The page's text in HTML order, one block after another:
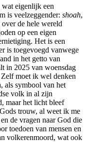
eigenlijk een
is veelzeggender: shoah,
de hele wereld
op een eigen
Het is een
is toegevoegd vanwege
in het getto van
in 2025 van woensdag
moet ik wel denken
als symbool van het
volk in al zijn
maar het licht bleef
trouw, al weet ik me
de vragen naar God die
toedoen van mensen en
volkerenmoord, wat ook